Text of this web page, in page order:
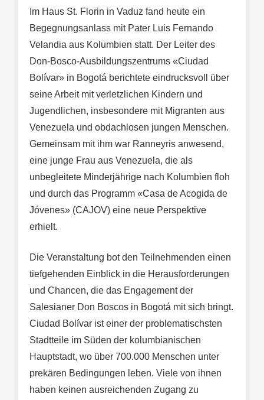
Im Haus St. Florin in Vaduz fand heute ein
Begegnungsanlass mit Pater Luis Fernando
Velandia aus Kolumbien statt. Der Leiter des
Don-Bosco-Ausbildungszentrums «Ciudad
Bolívar» in Bogotá berichtete eindrucksvoll über
seine Arbeit mit verletzlichen Kindern und
Jugendlichen, insbesondere mit Migranten aus
Venezuela und obdachlosen jungen Menschen.
Gemeinsam mit ihm war Ranneyris anwesend,
eine junge Frau aus Venezuela, die als
unbegleitete Minderjährige nach Kolumbien floh
und durch das Programm «Casa de Acogida de
Jóvenes» (CAJOV) eine neue Perspektive
erhielt.
Die Veranstaltung bot den Teilnehmenden einen
tiefgehenden Einblick in die Herausforderungen
und Chancen, die das Engagement der
Salesianer Don Boscos in Bogotá mit sich bringt.
Ciudad Bolívar ist einer der problematischsten
Stadtteile im Süden der kolumbianischen
Hauptstadt, wo über 700.000 Menschen unter
prekären Bedingungen leben. Viele von ihnen
haben keinen ausreichenden Zugang zu